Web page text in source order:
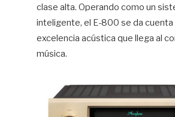
clase alta. Operando como un
inteligente, el E-800 se da cuenta
excelencia acústica que llega al
música.